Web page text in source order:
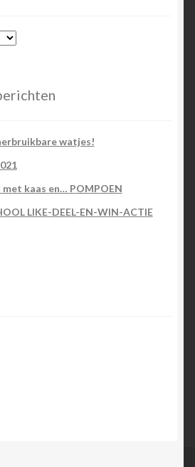
watjes!
met kaas en… POMPOEN
LIKE-DEEL-EN-WIN-ACTIE